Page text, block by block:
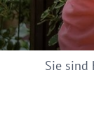
Sie sind